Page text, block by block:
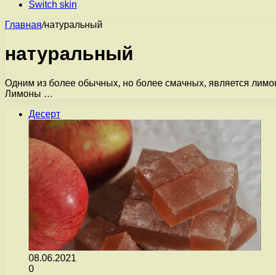
Switch skin
Главная/натуральный
натуральный
Одним из более обычных, но более смачных, является
Лимоны …
Десерт
08.06.2021
0